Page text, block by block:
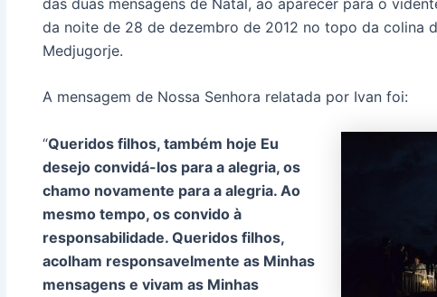
da noite de 28 de dezembro de 2012 no topo da colina
Medjugorje.
A mensagem de Nossa Senhora relatada por Ivan foi:
“Queridos filhos, também hoje Eu
desejo convidá-los para a alegria, os
chamo novamente para a alegria. Ao
mesmo tempo, os convido à
responsabilidade. Queridos filhos,
acolham responsavelmente as Minhas
mensagens e vivam as Minhas